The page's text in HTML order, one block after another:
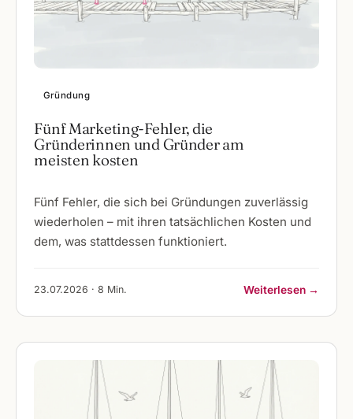
Gründung
Fünf Marketing-Fehler, die
Gründerinnen und Gründer am
meisten kosten
Fünf Fehler, die sich bei Gründungen zuverlässig
wiederholen – mit ihren tatsächlichen Kosten und
dem, was stattdessen funktioniert.
23.07.2026 · 8 Min. Weiterlesen →